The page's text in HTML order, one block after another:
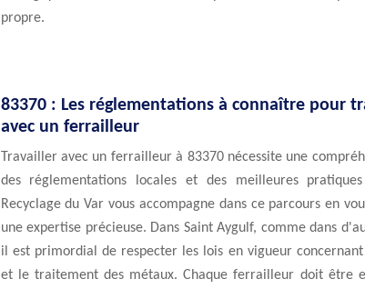
propre.
83370 : Les réglementations à connaître pour
avec un ferrailleur
Travailler avec un ferrailleur à 83370 nécessite une
des réglementations locales et des meilleures
Recyclage du Var vous accompagne dans ce parcours en
une expertise précieuse. Dans Saint Aygulf, comme dans
il est primordial de respecter les lois en vigueur
et le traitement des métaux. Chaque ferrailleur doit être